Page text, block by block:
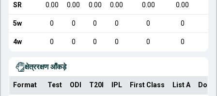
SR 0.00 0.00 0.00 0.00 0.00 0.00
5w 0 0 0 0 0 0
4w 0 0 0 0 0 0
क्षेत्ररक्षण आँकड़े
Format Test ODI T20I IPL First Class List A